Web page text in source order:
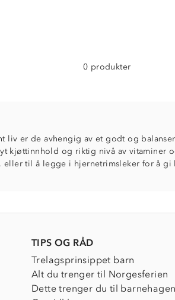
0 produkter
liv er de avhengig av et godt og
kjøttinnhold og riktig nivå av vitaminer
eller til å legge i hjernetrimsleker for å gi
TIPS OG RÅD
Trelagsprinsippet barn
Alt du trenger til Norgesferien
Dette trenger du til barnehagen